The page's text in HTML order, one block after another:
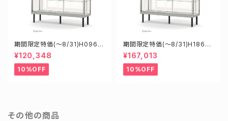
期間限定特価(～8/31)H0960
8S W900D600H1800mm
新型業務用ガラスケース ショー
ケース
¥120,348
10%OFF
期間限定特価(～8/31)H18605
S W1800D600H1500mm 新
型業務用ガラスケース ショーケ
ース
¥167,013
10%OFF
その他の商品